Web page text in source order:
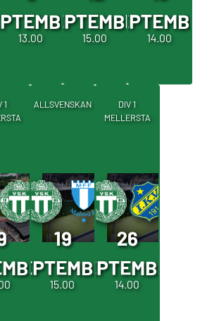
13.00
SEPTEMBER
15.00
SEPTEMBER
14.00
1
ALLSVENSKAN
19
SEPTEMBER
15.00
DIV 1
MELLERSTA
26
SEPTEMBER
14.00